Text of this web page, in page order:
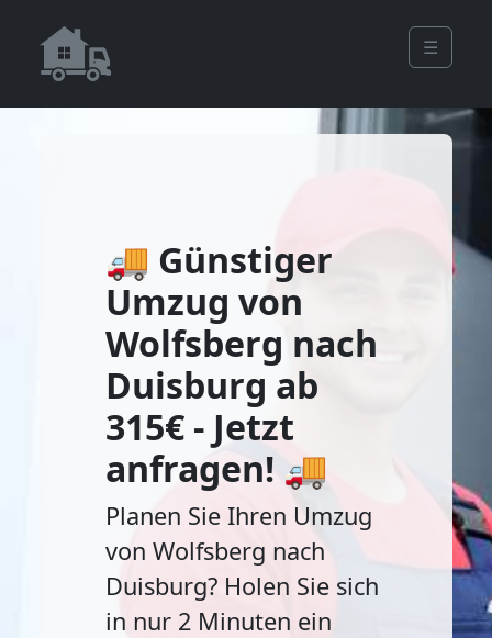
☰
🚚 Günstiger
Umzug von
Wolfsberg nach
Duisburg ab
315€ - Jetzt
anfragen! 🚚
Planen Sie Ihren Umzug
von Wolfsberg nach
Duisburg? Holen Sie sich
in nur 2 Minuten ein